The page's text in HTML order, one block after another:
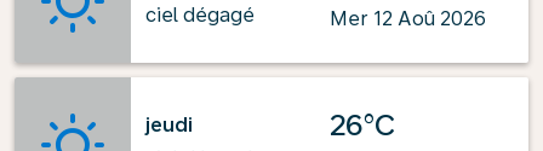
ciel dégagé
Mer 12 Aoû 2026
jeudi
26°C